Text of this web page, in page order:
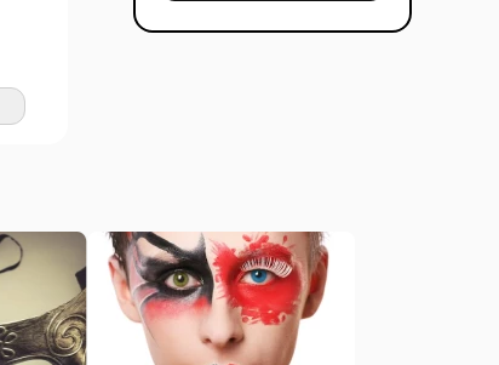
R$ 59,99